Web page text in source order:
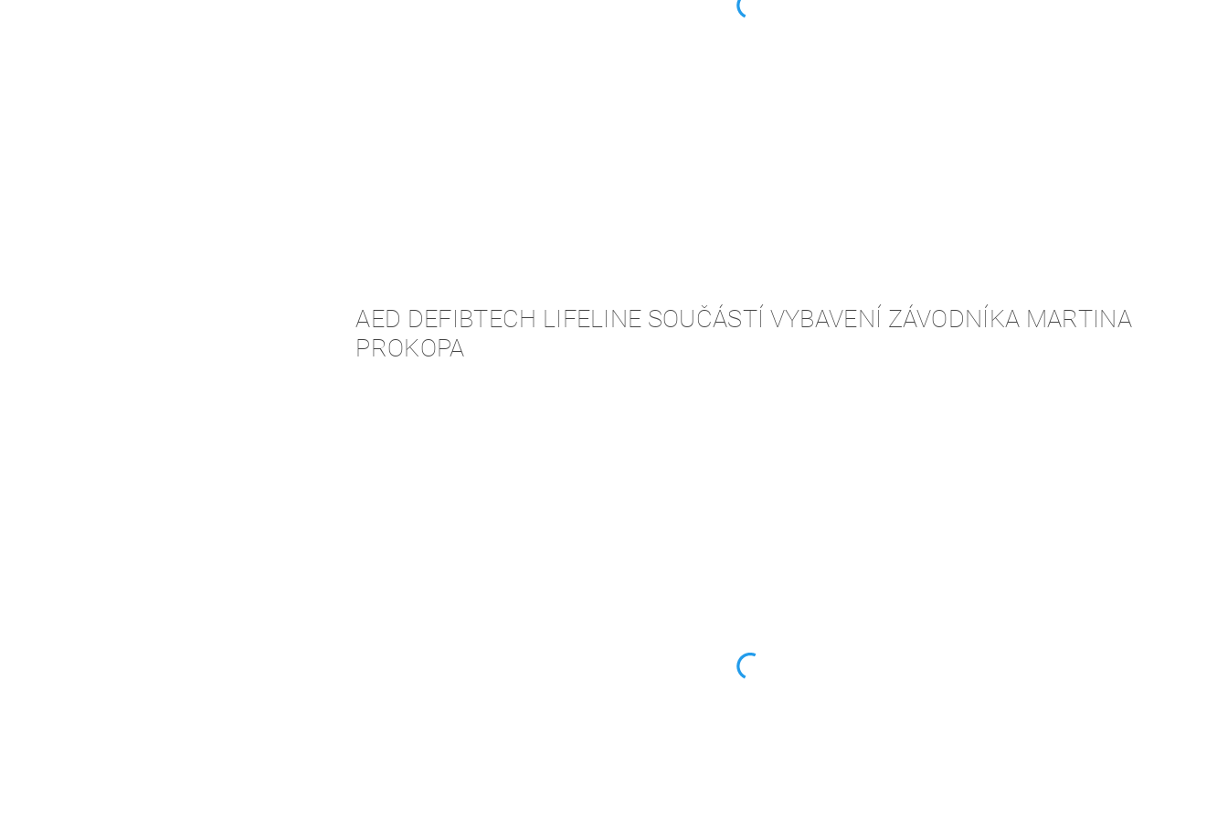
AED DEFIBTECH LIFELINE SOUČÁSTÍ VYBAVENÍ ZÁVODNÍKA MARTINA
PROKOPA